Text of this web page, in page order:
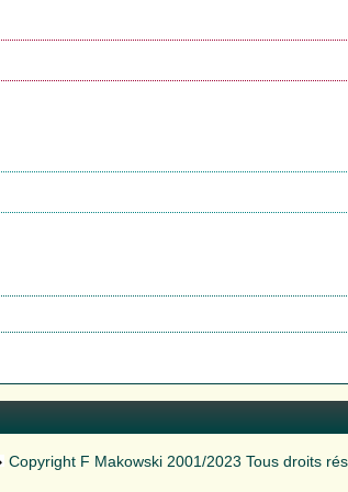
Copyright F Makowski 2001/2023 Tous droits